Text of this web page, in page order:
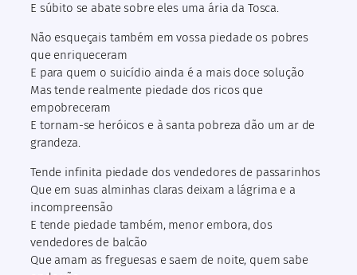
E súbito se abate sobre eles uma ária da Tosca.
Não esqueçais também em vossa piedade os pobres
que enriqueceram
E para quem o suicídio ainda é a mais doce solução
Mas tende realmente piedade dos ricos que
empobreceram
E tornam-se heróicos e à santa pobreza dão um ar de
grandeza.
Tende infinita piedade dos vendedores de passarinhos
Que em suas alminhas claras deixam a lágrima e a
incompreensão
E tende piedade também, menor embora, dos
vendedores de balcão
Que amam as freguesas e saem de noite, quem sabe